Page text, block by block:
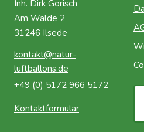
Inh. Dirk Gorisch
Am Walde 2
31246 Ilsede
kontakt@natur-
luftballons.de
+49 (0) 5172 966 5172
Kontaktformular